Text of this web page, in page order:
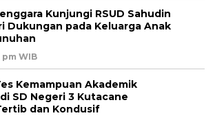
Kunjungi RSUD Sahudin
Dukungan pada Keluarga Anak
pm WIB
Kemampuan Akademik
SD Negeri 3 Kutacane
dan Kondusif